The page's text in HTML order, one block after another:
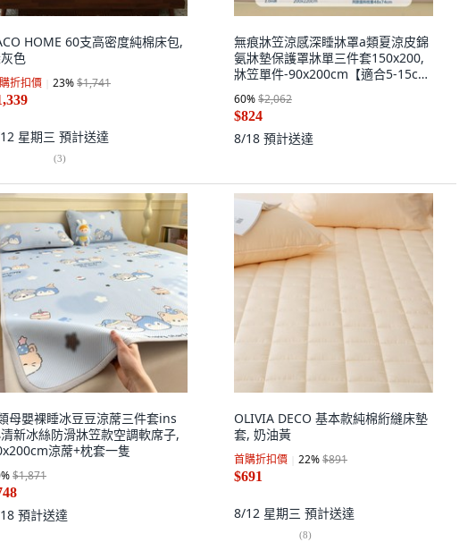
HOME 60支高密度純棉床包,
色
折扣價 23%$1,741
星期三 預計送達
(3)
無痕牀笠涼感深睡牀罩a類夏涼皮錦
氨牀墊保護罩牀單三件套150x200,
牀笠單件-90x200cm【適合5-15cm
牀墊】
60%$2,062
$824
8/18 預計送達
母嬰裸睡冰豆豆涼蓆三件套ins
新冰絲防滑牀笠款空調軟席子,
涼蓆+枕套一隻
%$1,871
預計送達
OLIVIA DECO 基本款純棉絎縫床墊
套, 奶油黃
首購折扣價 22%$891
$691
8/12 星期三 預計送達
(8)